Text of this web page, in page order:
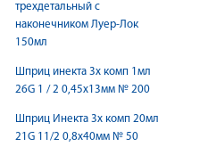
трехдетальный с
наконечником Луер-Лок
150мл
Шприц инекта 3х комп 1мл
26G 1 / 2 0,45х13мм № 200
Шприц Инекта 3х комп 20мл
21G 11/2 0,8х40мм № 50